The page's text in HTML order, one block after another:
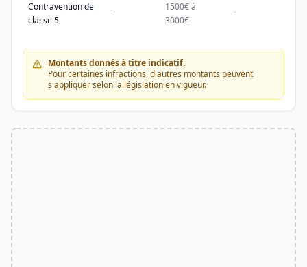
Contravention de
classe 5
-
1500€ à
3000€
-
Montants donnés à titre indicatif.
Pour certaines infractions, d'autres montants peuvent
s'appliquer selon la législation en vigueur.